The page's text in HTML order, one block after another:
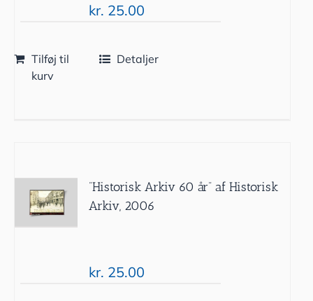
kr. 25.00
Tilføj til
kurv
Detaljer
”Historisk Arkiv 60 år” af Historisk
Arkiv, 2006
kr. 25.00